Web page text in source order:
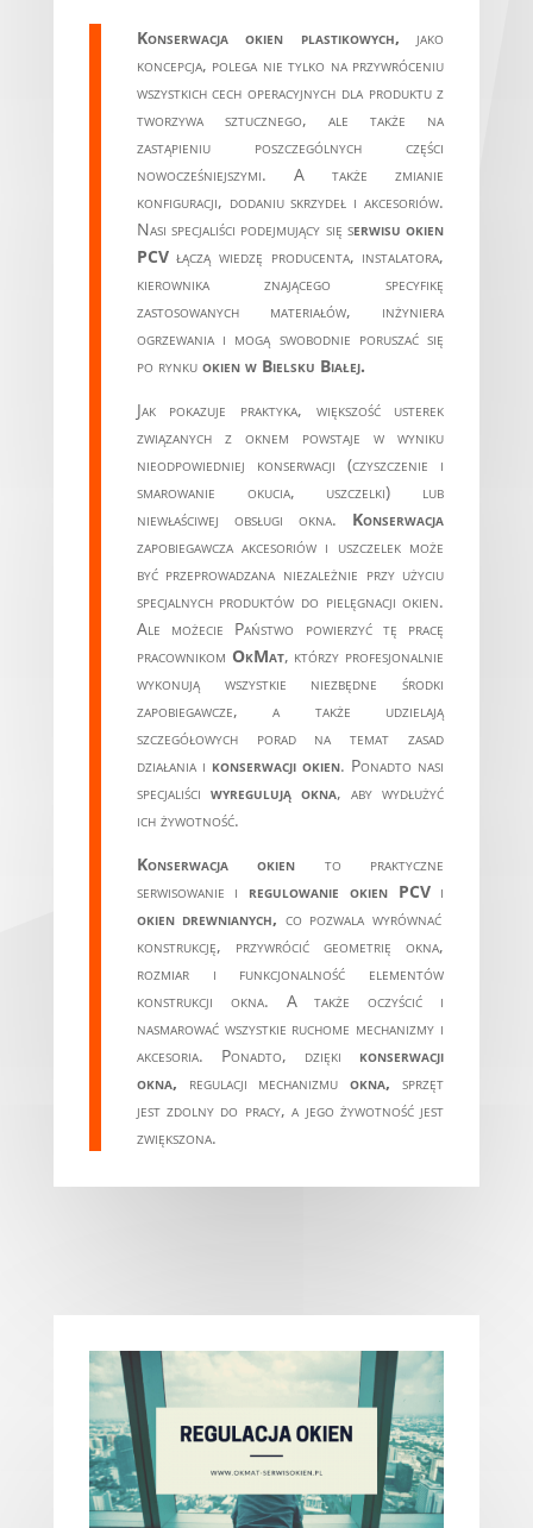
Konserwacja okien plastikowych, jako
koncepcja, polega nie tylko na przywróceniu
wszystkich cech operacyjnych dla produktu z
tworzywa sztucznego, ale także na
zastąpieniu poszczególnych części
nowocześniejszymi. A także zmianie
konfiguracji, dodaniu skrzydeł i akcesoriów.
Nasi specjaliści podejmujący się serwisu okien
PCVłączą wiedzę producenta, instalatora,
kierownika znającego specyfikę
zastosowanych materiałów, inżyniera
ogrzewania i mogą swobodnie poruszać się
po rynku okien w Bielsku Białej.
Jak pokazuje praktyka, większość usterek
związanych z oknem powstaje w wyniku
nieodpowiedniej konserwacji (czyszczenie i
smarowanie okucia, uszczelki) lub
niewłaściwej obsługi okna. Konserwacja
zapobiegawcza akcesoriów i uszczelek może
być przeprowadzana niezależnie przy użyciu
specjalnych produktów do pielęgnacji okien.
Ale możecie Państwo powierzyć tę pracę
pracownikom OkMat, którzy profesjonalnie
wykonują wszystkie niezbędne środki
zapobiegawcze, a także udzielają
szczegółowych porad na temat zasad
działania i konserwacji okien. Ponadto nasi
specjaliści wyregulują okna, aby wydłużyć
ich żywotność.
Konserwacja okien to praktyczne
serwisowanie i regulowanie okien PCVi
okien drewnianych, co pozwala wyrównać
konstrukcję, przywrócić geometrię okna,
rozmiar i funkcjonalność elementów
konstrukcji okna. A także oczyścić i
nasmarować wszystkie ruchome mechanizmy i
akcesoria. Ponadto, dzięki konserwacji
okna, regulacji mechanizmu okna, sprzęt
jest zdolny do pracy, a jego żywotność jest
zwiększona.